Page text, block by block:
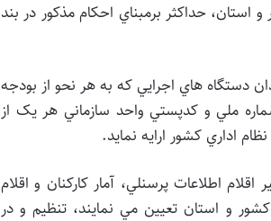
و استان، حداکثر برمبناي احکام مذکور در بند
دستگاه هاي اجرايي که به هر نحو از بودجه
تشکيل و با تجهيز آن به شماره ملي و کدپستي واحد سازماني هر يک از
اداري کشور ارايه نمايد.
اطلاعات پرسنلي، آمار کارکنان و اقلام
و استان تعيين مي نمايند، تنظيم و در